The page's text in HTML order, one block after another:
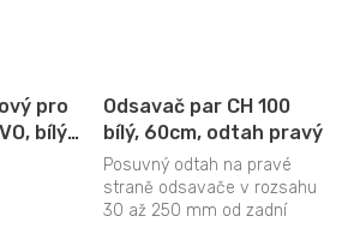
pro
bílý
Odsavač par CH 100
bílý, 60cm, odtah pravý
Posuvný odtah na pravé
straně odsavače v rozsahu
30 až 250 mm od zadní